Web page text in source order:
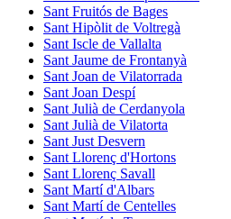
Sant Fruitós de Bages
Sant Hipòlit de Voltregà
Sant Iscle de Vallalta
Sant Jaume de Frontanyà
Sant Joan de Vilatorrada
Sant Joan Despí
Sant Julià de Cerdanyola
Sant Julià de Vilatorta
Sant Just Desvern
Sant Llorenç d'Hortons
Sant Llorenç Savall
Sant Martí d'Albars
Sant Martí de Centelles